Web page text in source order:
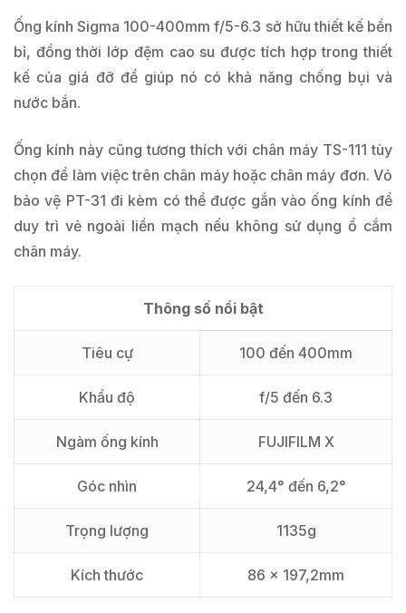
Ống kính Sigma 100-400mm f/5-6.3 sở hữu thiết kế bền
bỉ, đồng thời lớp đệm cao su được tích hợp trong thiết
kế của giá đỡ để giúp nó có khả năng chống bụi và
nước bắn.
Ống kính này cũng tương thích với chân máy TS-111 tùy
chọn để làm việc trên chân máy hoặc chân máy đơn. Vỏ
bảo vệ PT-31 đi kèm có thể được gắn vào ống kính để
duy trì vẻ ngoài liền mạch nếu không sử dụng ổ cắm
chân máy.
Thông số nổi bật
Tiêu cự 100 đến 400mm
Khẩu độ f/5 đến 6.3
Ngàm ống kính FUJIFILM X
Góc nhìn 24,4° đến 6,2°
Trọng lượng 1135g
Kích thước 86 x 197,2mm